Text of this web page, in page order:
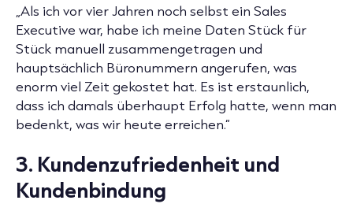
„Als ich vor vier Jahren noch selbst ein Sales
Executive war, habe ich meine Daten Stück für
Stück manuell zusammengetragen und
hauptsächlich Büronummern angerufen, was
enorm viel Zeit gekostet hat. Es ist erstaunlich,
dass ich damals überhaupt Erfolg hatte, wenn man
bedenkt, was wir heute erreichen.“
3. Kundenzufriedenheit und
Kundenbindung